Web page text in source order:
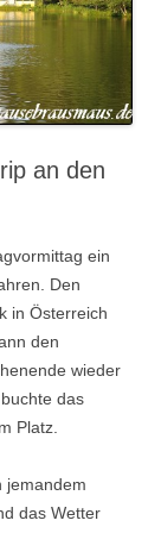
an den
ein
Den
in Österreich
den
wieder
das
Platz.
jemandem
das Wetter